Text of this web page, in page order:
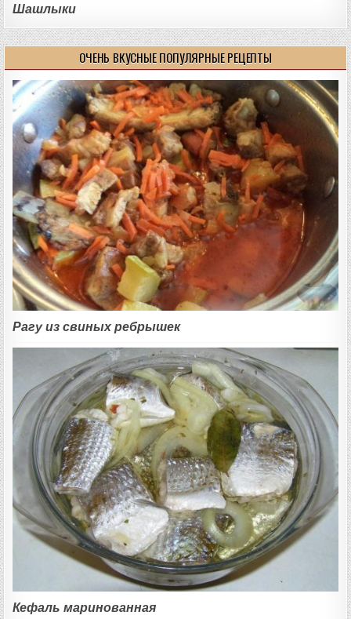
Шашлыки
ОЧЕНЬ ВКУСНЫЕ ПОПУЛЯРНЫЕ РЕЦЕПТЫ
Рагу из свиных ребрышек
Кефаль маринованная